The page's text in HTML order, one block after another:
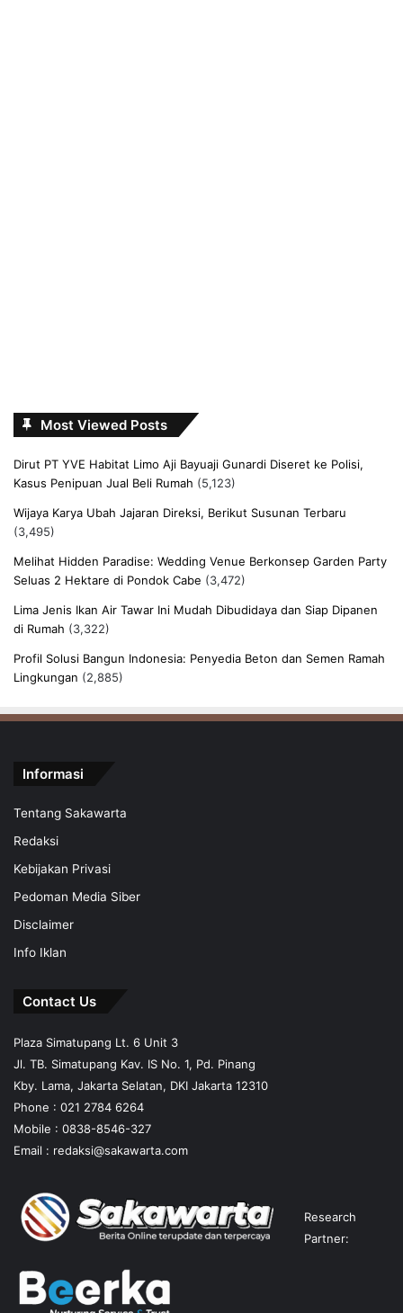
Most Viewed Posts
Dirut PT YVE Habitat Limo Aji Bayuaji Gunardi Diseret ke Polisi,
Kasus Penipuan Jual Beli Rumah (5,123)
Wijaya Karya Ubah Jajaran Direksi, Berikut Susunan Terbaru
(3,495)
Melihat Hidden Paradise: Wedding Venue Berkonsep Garden Party
Seluas 2 Hektare di Pondok Cabe (3,472)
Lima Jenis Ikan Air Tawar Ini Mudah Dibudidaya dan Siap Dipanen
di Rumah (3,322)
Profil Solusi Bangun Indonesia: Penyedia Beton dan Semen Ramah
Lingkungan (2,885)
Informasi
Tentang Sakawarta
Redaksi
Kebijakan Privasi
Pedoman Media Siber
Disclaimer
Info Iklan
Contact Us
Plaza Simatupang Lt. 6 Unit 3
Jl. TB. Simatupang Kav. IS No. 1, Pd. Pinang
Kby. Lama, Jakarta Selatan, DKI Jakarta 12310
Phone : 021 2784 6264
Mobile : 0838-8546-327
Email : redaksi@sakawarta.com
Research
Partner: